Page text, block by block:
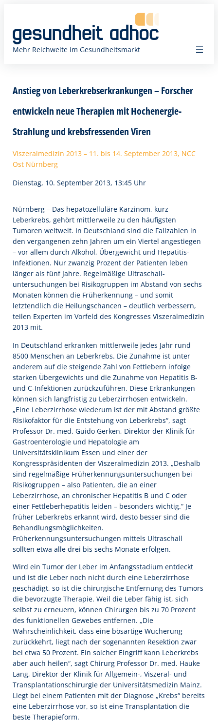
springen
Mehr Reichweite im Gesundheitsmarkt
Anstieg von Leberkrebserkrankungen – Forscher
entwickeln neue Therapien mit Hochenergie-
Strahlung und krebsfressenden Viren
Viszeralmedizin 2013 – 11. bis 14. September 2013, NCC
Ost Nürnberg
Dienstag, 10. September 2013, 13:45 Uhr
Nürnberg – Das hepatozelluläre Karzinom, kurz
Leberkrebs, gehört mittlerweile zu den häufigsten
Tumoren weltweit. In Deutschland sind die Fallzahlen in
den vergangenen zehn Jahren um ein Viertel angestiegen
– vor allem durch Alkohol, Übergewicht und Hepatitis-
Infektionen. Nur zwanzig Prozent der Patienten leben
länger als fünf Jahre. Regelmäßige Ultraschall-
untersuchungen bei Risikogruppen im Abstand von sechs
Monaten können die Früherkennung – und somit
letztendlich die Heilungschancen – deutlich verbessern,
teilen Experten im Vorfeld des Kongresses Viszeralmedizin
2013 mit.
In Deutschland erkranken mittlerweile jedes Jahr rund
8500 Menschen an Leberkrebs. Die Zunahme ist unter
anderem auf die steigende Zahl von Fettlebern infolge
starken Übergewichts und die Zunahme von Hepatitis B-
und C-Infektionen zurückzuführen. Diese Erkrankungen
können sich langfristig zu Leberzirrhosen entwickeln.
„Eine Leberzirrhose wiederum ist der mit Abstand größte
Risikofaktor für die Entstehung von Leberkrebs“, sagt
Professor Dr. med. Guido Gerken, Direktor der Klinik für
Gastroenterologie und Hepatologie am
Universitätsklinikum Essen und einer der
Kongresspräsidenten der Viszeralmedizin 2013. „Deshalb
sind regelmäßige Früherkennungsuntersuchungen bei
Risikogruppen – also Patienten, die an einer
Leberzirrhose, an chronischer Hepatitis B und C oder
einer Fettleberhepatitis leiden – besonders wichtig.“ Je
früher Leberkrebs erkannt wird, desto besser sind die
Behandlungsmöglichkeiten.
Früherkennungsuntersuchungen mittels Ultraschall
sollten etwa alle drei bis sechs Monate erfolgen.
Wird ein Tumor der Leber im Anfangsstadium entdeckt
und ist die Leber noch nicht durch eine Leberzirrhose
geschädigt, so ist die chirurgische Entfernung des Tumors
die bevorzugte Therapie. Weil die Leber fähig ist, sich
selbst zu erneuern, können Chirurgen bis zu 70 Prozent
des funktionellen Gewebes entfernen. „Die
Wahrscheinlichkeit, dass eine bösartige Wucherung
zurückkehrt, liegt nach der sogenannten Resektion zwar
bei etwa 50 Prozent. Ein solcher Eingriff kann Leberkrebs
aber auch heilen“, sagt Chirurg Professor Dr. med. Hauke
Lang, Direktor der Klinik für Allgemein-, Viszeral- und
Transplantationschirurgie der Universitätsmedizin Mainz.
Liegt bei einem Patienten mit der Diagnose „Krebs“ bereits
eine Leberzirrhose vor, so ist eine Transplantation die
beste Therapieform.